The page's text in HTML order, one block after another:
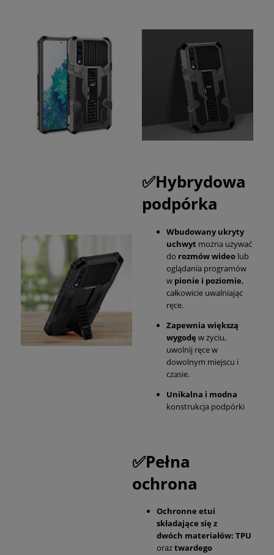
✅Hybrydowa
podpórka
Wbudowany ukryty
uchwyt można używać
do rozmów wideo lub
oglądania programów
w pionie i poziomie,
całkowicie uwalniając
ręce.
Zapewnia większą
wygodę w życiu,
uwolnij ręce w
dowolnym miejscu i
czasie.
Unikalna i modna
konstrukcja podpórki
✅Pełna
ochrona
Ochronne etui
składające się z
dwóch materiałów: TPU
oraztwardego